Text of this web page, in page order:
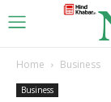
Home Business
Business